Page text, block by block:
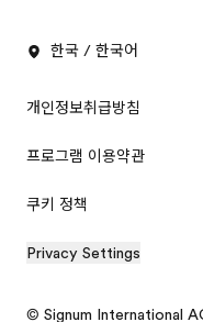
제3자에게 이미 제
치하겠습니다. -------------------------- 4. 개인정
하는 개인정보 항목 EF Education First Korea
자에게 제공하지 않
나, 수사상 목적으로
한국 / 한국어
개인정보취급방침
프로그램 이용약관
쿠키 정책
Privacy Settings
© Signum International